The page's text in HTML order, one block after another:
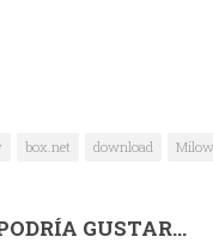
box.net download Milow
GUSTAR...